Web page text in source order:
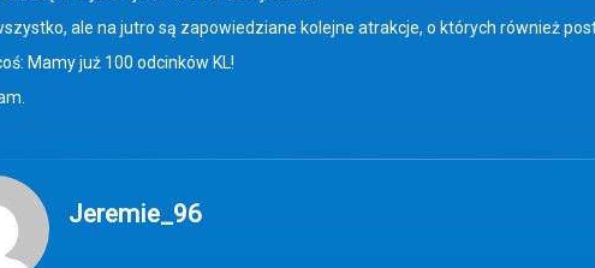
ale na jutro są zapowiedziane kolejne atrakcje, o których również
Mamy już 100 odcinków KL!
Jeremie_96